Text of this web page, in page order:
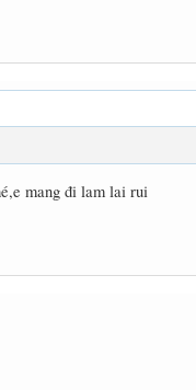
mang đi lam lai rui